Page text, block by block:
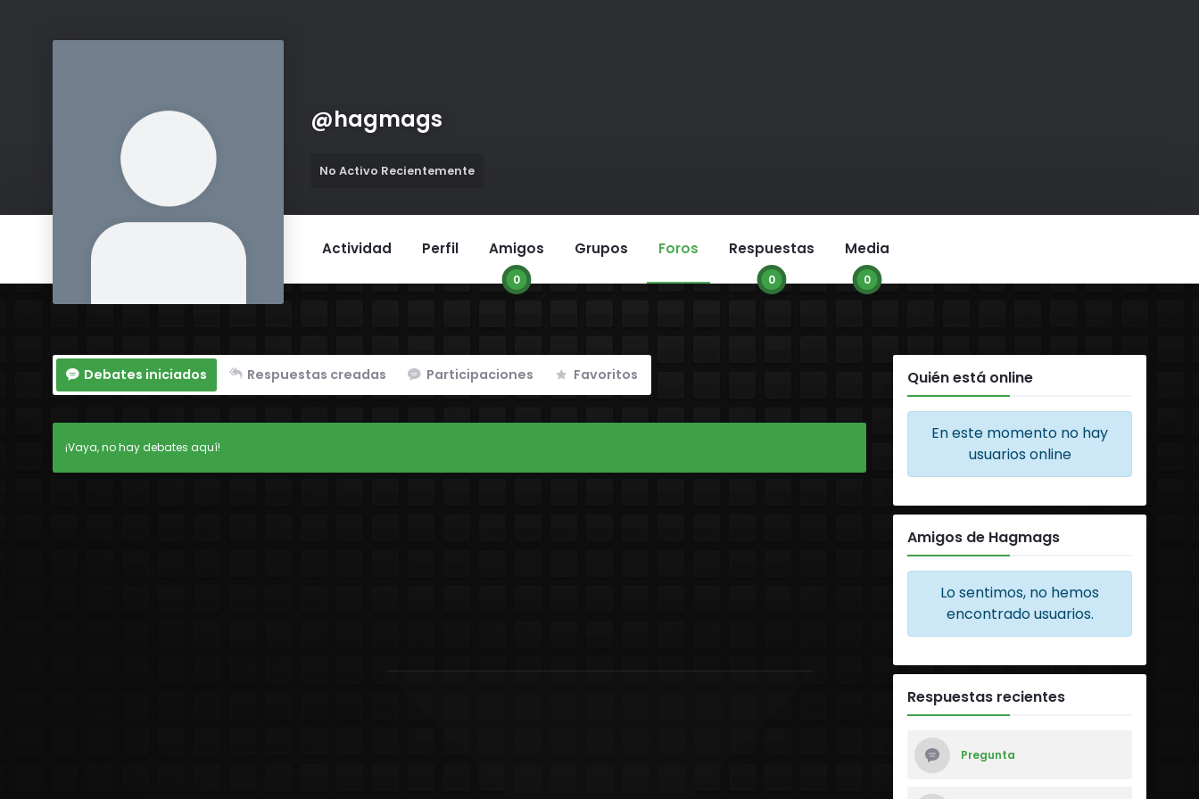
@hagmags
No Activo Recientemente
Actividad Perfil Amigos
0
Grupos Foros Respuestas
0
Media
0
Debates iniciados Respuestas creadas Participaciones Favoritos
¡Vaya, no hay debates aquí!
Quién está online
En este momento no hay
usuarios online
Amigos de Hagmags
Lo sentimos, no hemos
encontrado usuarios.
Respuestas recientes
Pregunta